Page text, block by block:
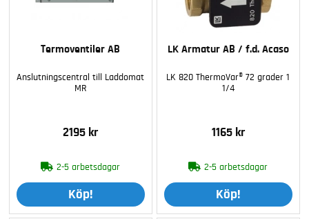
Termoventiler AB
Anslutningscentral till Laddomat
MR
2195 kr
2-5 arbetsdagar
Köp!
LK Armatur AB / f.d. Acaso
LK 820 ThermoVar® 72 grader 1
1/4
1165 kr
2-5 arbetsdagar
Köp!